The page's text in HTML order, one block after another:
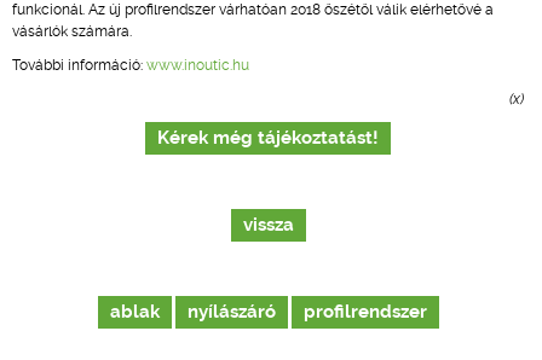
funkcionál. Az új profilrendszer várhatóan 2018 őszétől válik elérhetővé a
vásárlók számára.
További információ: www.inoutic.hu
(x)
Kérek még tájékoztatást!
vissza
ablak nyílászáró profilrendszer